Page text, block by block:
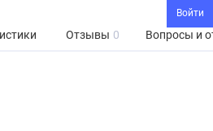
Войти
Отзывы 0 Вопросы и